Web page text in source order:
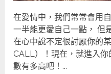
在愛情中，我們常常會用
一半能更愛自己一點， 但
在心中說不定很討厭你的
CALL）！現在，就進入
數有多高吧！...